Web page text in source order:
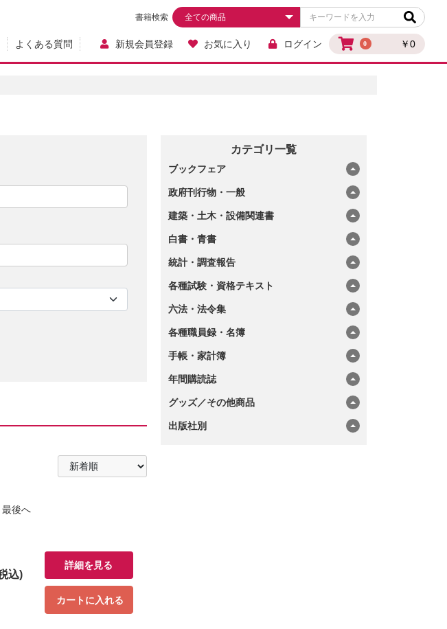
0 ￥0
書籍検索
よくある質問 新規会員登録 お気に入り ログイン
カテゴリ一覧
ブックフェア
政府刊行物・一般
建築・土木・設備関連書
白書・青書
統計・調査報告
各種試験・資格テキスト
六法・法令集
各種職員録・名簿
手帳・家計簿
年間購読誌
グッズ／その他商品
出版社別
最後へ
込)
詳細を見る
カートに入れる